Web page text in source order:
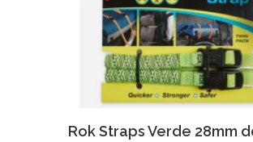
Agregar Vista
Rok Straps Verde 28mm